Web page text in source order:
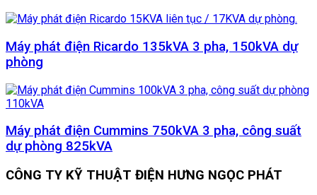
Máy phát điện Ricardo 135kVA 3 pha, 150kVA dự
phòng
Máy phát điện Cummins 750kVA 3 pha, công suất
dự phòng 825kVA
CÔNG TY KỸ THUẬT ĐIỆN HƯNG NGỌC PHÁT